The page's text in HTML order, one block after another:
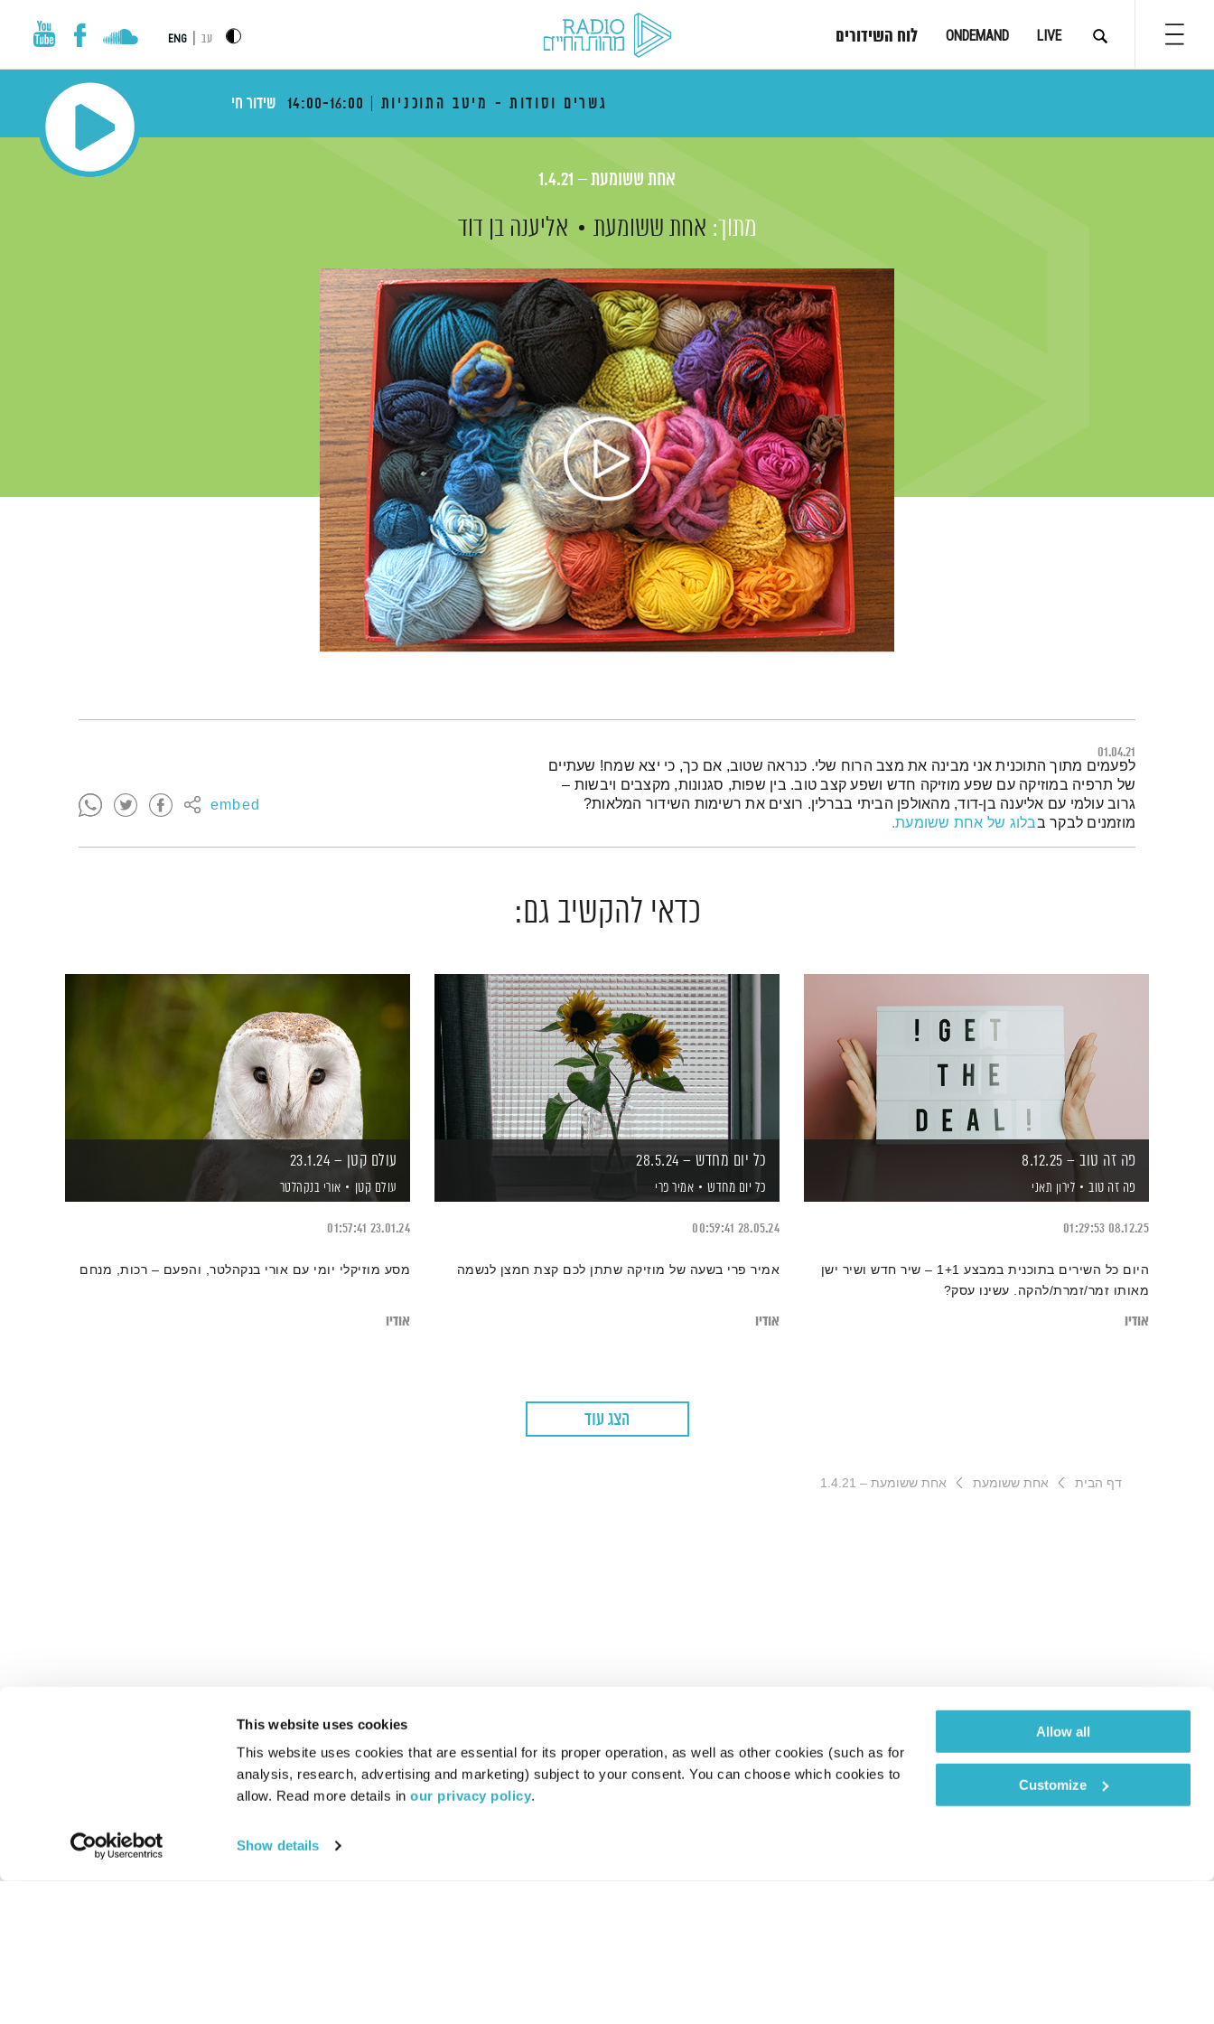
This website uses cookies
This website uses cookies that are essential for its proper operation, as well as other cookies (such as for
analysis, research, advertising and marketing) subject to your consent. You can choose which cookies to
allow. Read more details in our privacy policy.
Show details
Allow all
Customize
LIVE
ONDEMAND לוח השידורים עב ENG
גשרים וסודות - מיטב התוכניות 14:00-16:00 שידור חי
אחת ששומעת – 1.4.21
מתוך: אחת ששומעת אליענה בן דוד
01.04.21
embed
תמצית הפודקאסט
לפעמים מתוך התוכנית אני מבינה את מצב הרוח שלי. כנראה שטוב, אם כך, כי יצא שמח! שעתיים
של תרפיה במוזיקה עם שפע מוזיקה חדש ושפע קצב טוב. בין שפות, סגנונות, מקצבים ויבשות –
גרוב עולמי עם אליענה בן-דוד, מהאולפן הביתי בברלין. רוצים את רשימות השידור המלאות?
מוזמנים לבקר בבלוג של אחת ששומעת.
כדאי להקשיב גם:
פה זה טוב – 8.12.25
פה זה טוב לירון תאני
08.12.25
01:29:53
היום כל השירים בתוכנית במבצע 1+1 – שיר חדש ושיר ישן
מאותו זמר/זמרת/להקה. עשינו עסק?
אודיו
כל יום מחדש – 28.5.24
כל יום מחדש אמיר פרי
28.05.24
00:59:41
אמיר פרי בשעה של מוזיקה שתתן לכם קצת חמצן לנשמה
אודיו
עולם קטן – 23.1.24
עולם קטן אורי בנקהלטר
23.01.24
01:57:41
מסע מוזיקלי יומי עם אורי בנקהלטר, והפעם – רכות, מנחם
אודיו
הצג עוד
דף הבית אחת ששומעת אחת ששומעת – 1.4.21